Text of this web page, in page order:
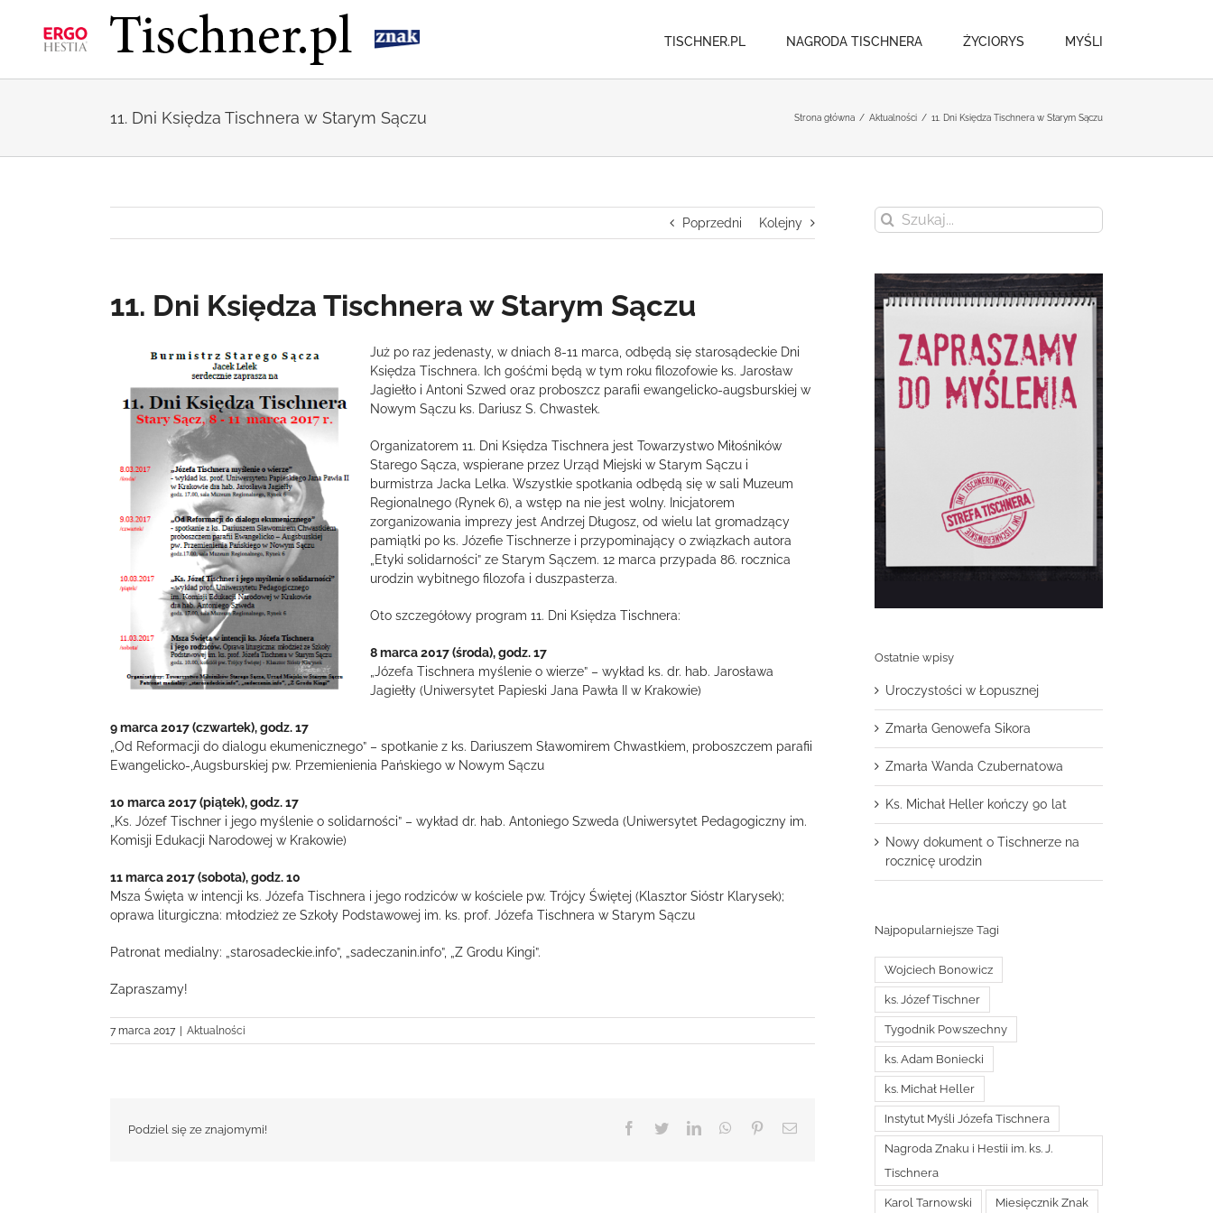
zawartości
TISCHNER.PL NAGRODA TISCHNERA ŻYCIORYS MYŚLI
11. Dni Księdza Tischnera w Starym Sączu Strona główna / Aktualności / 11. Dni Księdza Tischnera w Starym Sączu
Poprzedni Kolejny
11. Dni Księdza Tischnera w Starym Sączu
obrazek
Już po raz jedenasty, w dniach 8-11 marca, odbędą się starosądeckie Dni
Księdza Tischnera. Ich gośćmi będą w tym roku filozofowie ks. Jarosław
Jagiełło i Antoni Szwed oraz proboszcz parafii ewangelicko-augsburskiej w
Nowym Sączu ks. Dariusz S. Chwastek.
Organizatorem 11. Dni Księdza Tischnera jest Towarzystwo Miłośników
Starego Sącza, wspierane przez Urząd Miejski w Starym Sączu i
burmistrza Jacka Lelka. Wszystkie spotkania odbędą się w sali Muzeum
Regionalnego (Rynek 6), a wstęp na nie jest wolny. Inicjatorem
zorganizowania imprezy jest Andrzej Długosz, od wielu lat gromadzący
pamiątki po ks. Józefie Tischnerze i przypominający o związkach autora
„Etyki solidarności” ze Starym Sączem. 12 marca przypada 86. rocznica
urodzin wybitnego filozofa i duszpasterza.
Oto szczegółowy program 11. Dni Księdza Tischnera:
8 marca 2017 (środa), godz. 17
„Józefa Tischnera myślenie o wierze” – wykład ks. dr. hab. Jarosława
Jagiełły (Uniwersytet Papieski Jana Pawła II w Krakowie)
9 marca 2017 (czwartek), godz. 17
„Od Reformacji do dialogu ekumenicznego” – spotkanie z ks. Dariuszem Sławomirem Chwastkiem, proboszczem parafii
Ewangelicko-,Augsburskiej pw. Przemienienia Pańskiego w Nowym Sączu
10 marca 2017 (piątek), godz. 17
„Ks. Józef Tischner i jego myślenie o solidarności” – wykład dr. hab. Antoniego Szweda (Uniwersytet Pedagogiczny im.
Komisji Edukacji Narodowej w Krakowie)
11 marca 2017 (sobota), godz. 10
Msza Święta w intencji ks. Józefa Tischnera i jego rodziców w kościele pw. Trójcy Świętej (Klasztor Sióstr Klarysek);
oprawa liturgiczna: młodzież ze Szkoły Podstawowej im. ks. prof. Józefa Tischnera w Starym Sączu
Patronat medialny: „starosadeckie.info”, „sadeczanin.info”, „Z Grodu Kingi”.
Zapraszamy!
7 marca 2017 Aktualności
Podziel się ze znajomymi! Facebook
TwitterLinkedInWhatsApp
PinterestEmail
Szukaj
Ostatnie wpisy
Uroczystości w Łopusznej
Zmarła Genowefa Sikora
Zmarła Wanda Czubernatowa
Ks. Michał Heller kończy 90 lat
Nowy dokument o Tischnerze na
rocznicę urodzin
Najpopularniejsze Tagi
Wojciech Bonowicz
ks. Józef Tischner
Tygodnik Powszechny
ks. Adam Boniecki
ks. Michał Heller
Instytut Myśli Józefa Tischnera
Nagroda Znaku i Hestii im. ks. J.
Tischnera
Karol Tarnowski Miesięcznik Znak